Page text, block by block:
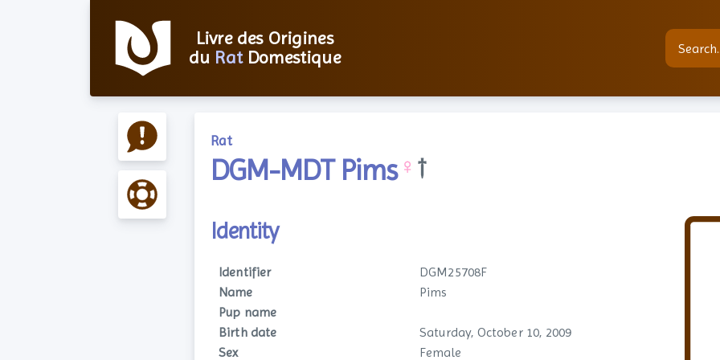
Livre des Origines
du RatDomestique
Rat
DGM-MDT Pims♀ †
Identity
Identifier
DGM25708F
Name
Pims
Pup name
Birth date
Saturday, October 10, 2009
Sex
Female